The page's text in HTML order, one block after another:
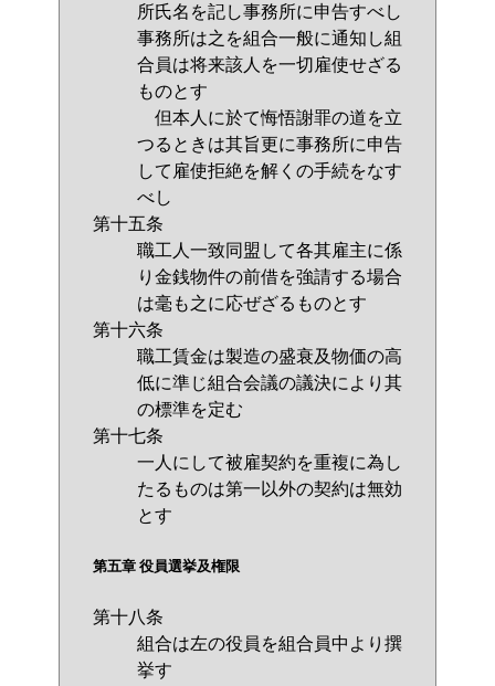
所氏名を記し事務所に申告すべし
事務所は之を組合一般に通知し組
合員は将来該人を一切雇使せざる
ものとす
但本人に於て悔悟謝罪の道を立
つるときは其旨更に事務所に申告
して雇使拒絶を解くの手続をなす
べし
第十五条
職工人一致同盟して各其雇主に係
り金銭物件の前借を強請する場合
は毫も之に応ぜざるものとす
第十六条
職工賃金は製造の盛衰及物価の高
低に準じ組合会議の議決により其
の標準を定む
第十七条
一人にして被雇契約を重複に為し
たるものは第一以外の契約は無効
とす
第五章 役員選挙及権限
第十八条
組合は左の役員を組合員中より撰
挙す